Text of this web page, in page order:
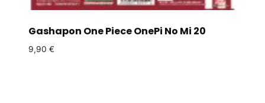
Gashapon One Piece OnePi No Mi 20
9,90 €